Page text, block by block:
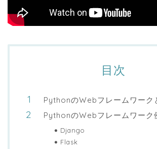
目次
PythonのWebフレームワーク
PythonのWebフレームワーク
Django
Flask